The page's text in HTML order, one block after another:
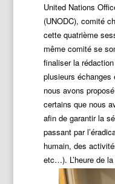
United Nations
(UNODC), comité
cette quatrième
même comité se
finaliser la
plusieurs échanges
nous avons
certains que nous
afin de garantir la
passant par
humain, des
etc…). L’heure de